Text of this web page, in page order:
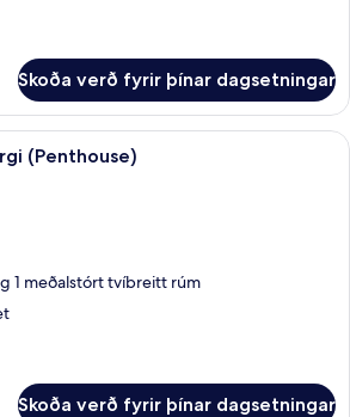
Skoða verð fyrir þínar dagsetningar
Svíta - 2 svefnherbergi (Penthouse)
(Penthouse)
1 meðalstórt tvíbreitt rúm
Skoða verð fyrir þínar dagsetningar